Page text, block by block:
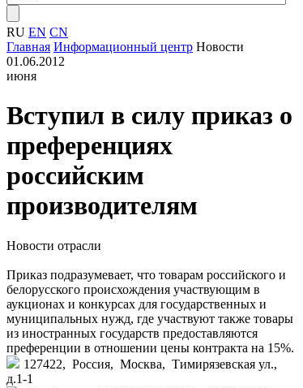
RU EN CN
Главная Информационный центр Новости
01.06.2012
июня
Вступил в силу приказ о
преференциях
российским
производителям
Новости отрасли
Приказ подразумевает, что товарам российского и
белорусского происхождения участвующим в
аукционах и конкурсах для государственных и
муниципальных нужд, где участвуют также товары
из иностранных государств предоставляются
преференции в отношении цены контракта на 15%.
127422, Россия, Москва, Тимирязевская ул.,
д.1-1